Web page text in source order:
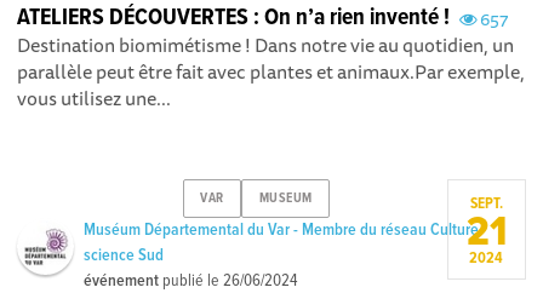
657
ATELIERS DÉCOUVERTES : On n’a rien inventé !
Destination biomimétisme ! Dans notre vie au quotidien, un
parallèle peut être fait avec plantes et animaux.Par exemple,
vous utilisez une...
VAR MUSEUM
Muséum Départemental du Var - Membre du réseau Culture
science Sud
événement publié le26/06/2024
SEPT.
21
2024